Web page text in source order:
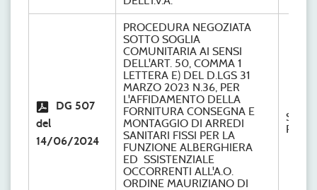
DG 507
del
14/06/2024
PROCEDURA NEGOZIATA
SOTTO SOGLIA
COMUNITARIA AI SENSI
DELL'ART. 50, COMMA 1
LETTERA E) DEL D.LGS 31
MARZO 2023 N.36, PER
L'AFFIDAMENTO DELLA
FORNITURA CONSEGNA E
MONTAGGIO DI ARREDI
SANITARI FISSI PER LA
FUNZIONE ALBERGHIERA
ED SSISTENZIALE
OCCORRENTI ALL'A.O.
ORDINE MAURIZIANO DI
S.C.